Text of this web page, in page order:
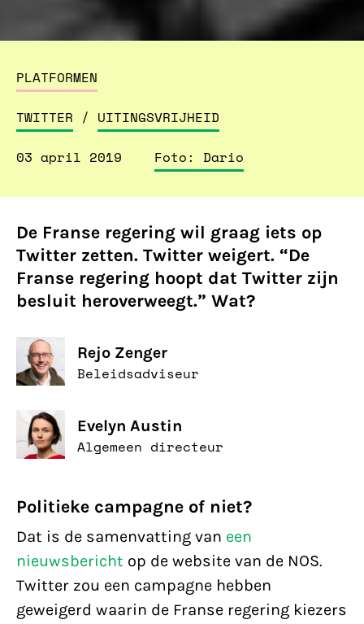
PLATFORMEN
TWITTER / UITINGSVRIJHEID
03 april 2019 Foto: Dario
De Franse regering wil graag iets op
Twitter zetten. Twitter weigert. “De
Franse regering hoopt dat Twitter zijn
besluit heroverweegt.” Wat?
Rejo Zenger
Beleidsadviseur
Evelyn Austin
Algemeen directeur
Politieke campagne of niet?
Dat is de samenvatting van een
nieuwsbericht op de website van de NOS.
Twitter zou een campagne hebben
geweigerd waarin de Franse regering kiezers